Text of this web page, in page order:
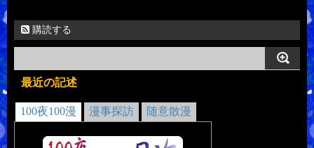
購読する
最近の記述
100夜100漫 漫事探訪 随意散漫